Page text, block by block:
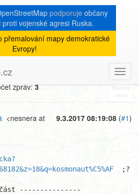
podporujeobčany
proti vojenské agresi Ruska.
přemalování mapy demokratické
Evropy!
výpis měsíce
mappery
zpráv: 3
9.3.2017 08:19:08 (#1)
<nesnera at
  ;?
---------------